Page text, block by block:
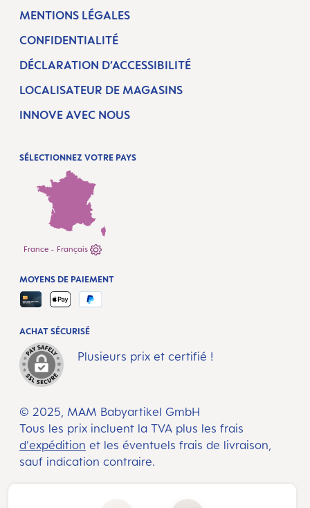
Quantité de produit : Entrez la quantité souhaitée ou utilisez les boutons pour augmenter ou diminuer la
MENTIONS LÉGALES
CONFIDENTIALITÉ
DÉCLARATION D’ACCESSIBILITÉ
LOCALISATEUR DE MAGASINS
INNOVE AVEC NOUS
SÉLECTIONNEZ VOTRE PAYS
France - Français
© 2025, MAM Babyartikel GmbH
Tous les prix incluent la TVA plus les frais
d'expédition et les éventuels frais de livraison,
sauf indication contraire.
ACHAT SÉCURISÉ
Plusieurs prix et certifié !
MOYENS DE PAIEMENT